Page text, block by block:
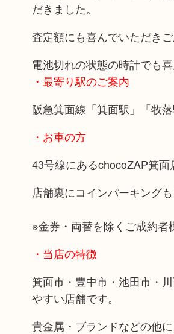
だきました。
査定額にも喜んでいただき
電池切れの状態の時計でも
・最寄り駅のご案内
阪急箕面線「箕面駅」「牧落
・お車の方
43号線にあるchocoZAP箕面
店舗裏にコインパーキング
※金券・両替を除くご成約者
・当店の特徴
箕面市・豊中市・池田市・
やすい店舗です。
貴金属・ブランドなどの他